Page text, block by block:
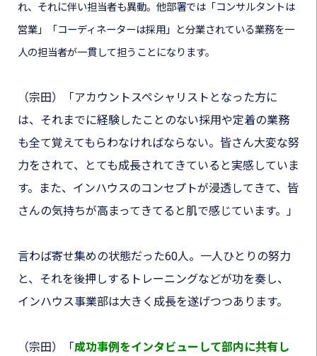
れ、それに伴い担当者も異動。他部署では「コンサルタントは
営業」「コーディネーターは採用」と分業されている業務を一
人の担当者が一貫して担うことになります。
（宗田） 「アカウントスペシャリストとなった方に
は、それまでに経験したことのない採用や定着の業務
も全て覚えてもらわなければならない。皆さん大変な努
力をされて、
とても成長されてきている と実感していま
す。また、インハウスのコンセプトが浸透してきて、皆
さんの気持ちが高まってきてると 肌で感じています。 」
言わば寄せ集めの状態だった60人。一人ひとりの努力
と、それを後押しするトレーニングなどが功を奏し、
インハウス事業部は大きく成長を遂げつつあります。
（宗田） 「成功事例をインタビューして部内に共有し